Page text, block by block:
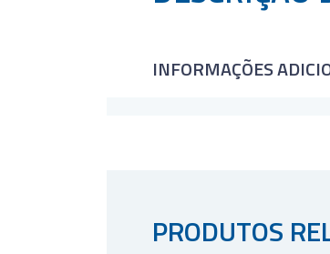
INFORMAÇÕES
PRODUTOS